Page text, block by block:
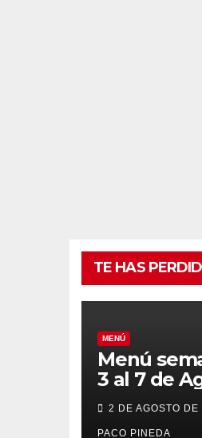
TE HAS
MENÚ
Menú
3 al 7 de
2026
2 DE AGOSTO DE
PACO PINEDA